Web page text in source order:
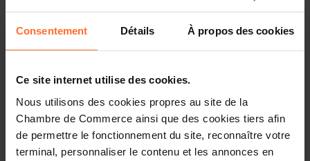
Consentement Détails À propos des cookies
Ce site internet utilise des cookies.
Nous utilisons des cookies propres au site de la
Chambre de Commerce ainsi que des cookies tiers afin
de permettre le fonctionnement du site, reconnaître votre
terminal, personnaliser le contenu et les annonces en
09.04.2026
parlementaires
09.04.2026